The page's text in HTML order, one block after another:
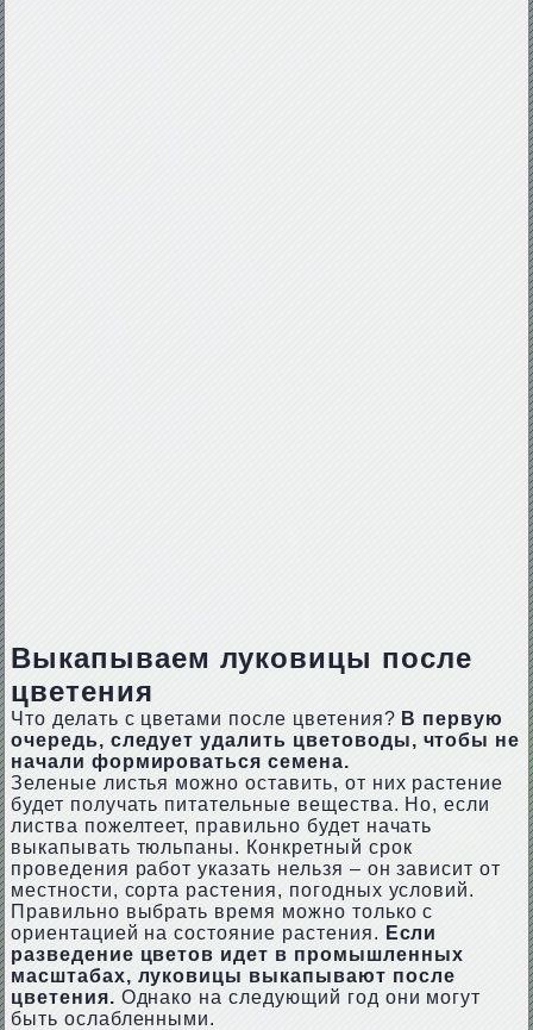
Выкапываем луковицы после
цветения
Что делать с цветами после цветения? В первую
очередь, следует удалить цветоводы, чтобы не
начали формироваться семена.
Зеленые листья можно оставить, от них растение
будет получать питательные вещества. Но, если
листва пожелтеет, правильно будет начать
выкапывать тюльпаны. Конкретный срок
проведения работ указать нельзя – он зависит от
местности, сорта растения, погодных условий.
Правильно выбрать время можно только с
ориентацией на состояние растения. Если
разведение цветов идет в промышленных
масштабах, луковицы выкапывают после
цветения. Однако на следующий год они могут
быть ослабленными.